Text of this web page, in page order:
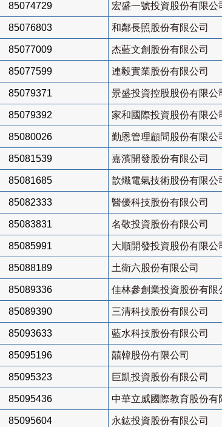
85074729 宏盛一號投資股份有限公
85076803 和鄰長照股份有限公司
85077009 杰藍文創股份有限公司
85077599 連毅實業股份有限公司
85079371 景盛投資控股股份有限公
85079392 家和國際投資股份有限公
85080026 勤恩管理顧問股份有限公
85081539 嘉濱開發股份有限公司
85081685 歆熾電氣技術股份有限公
85082333 醫優科技股份有限公司
85083831 名敬投資股份有限公司
85085991 大順開發投資股份有限公
85088189 土衛六股份有限公司
85089336 佳林參創業投資股份有限
85089390 三清科技股份有限公司
85093633 藍水科技股份有限公司
85095196 囍韓股份有限公司
85095323 巨凱投資股份有限公司
85095436 中華立威國際教育股份有
85095604 永鈜投資股份有限公司